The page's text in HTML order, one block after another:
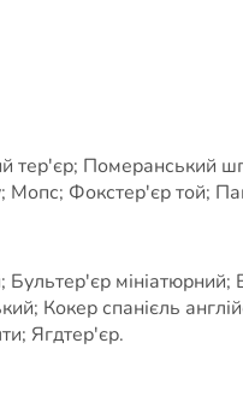
Померанський
Фокстер'єр той;
Кокер спанієль
Ягдтер'єр.